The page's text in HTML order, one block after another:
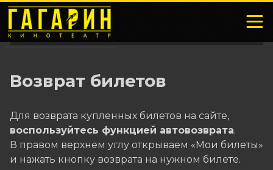
Возврат билетов
Для возврата купленных билетов на сайте,
воспользуйтесь функцией автовозврата.
В правом верхнем углу открываем «Мои билеты»
и нажать кнопку возврата на нужном билете.